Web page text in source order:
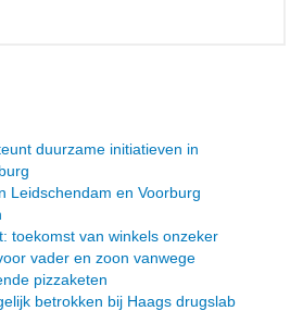
duurzame initiatieven in
Leidschendam en Voorburg
toekomst van winkels onzeker
vader en zoon vanwege
pizzaketen
betrokken bij Haags drugslab